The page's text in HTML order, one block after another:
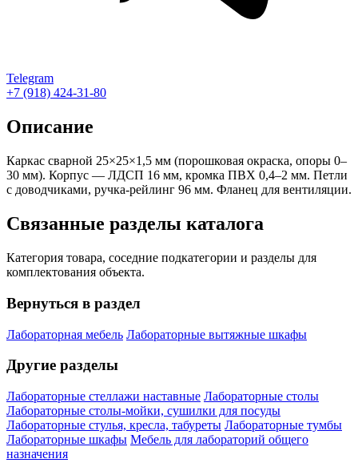
Telegram
+7 (918) 424-31-80
Описание
Каркас сварной 25×25×1,5 мм (порошковая окраска, опоры 0–
30 мм). Корпус — ЛДСП 16 мм, кромка ПВХ 0,4–2 мм. Петли
с доводчиками, ручка-рейлинг 96 мм. Фланец для вентиляции.
Связанные разделы каталога
Категория товара, соседние подкатегории и разделы для
комплектования объекта.
Вернуться в раздел
Лабораторная мебель Лабораторные вытяжные шкафы
Другие разделы
Лабораторные стеллажи наставные Лабораторные столы
Лабораторные столы-мойки, сушилки для посуды
Лабораторные стулья, кресла, табуреты Лабораторные тумбы
Лабораторные шкафы Мебель для лабораторий общего
назначения